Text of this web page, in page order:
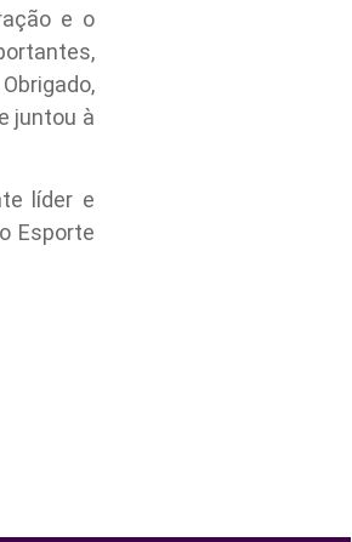
e o
juntou à
líder e
Esporte